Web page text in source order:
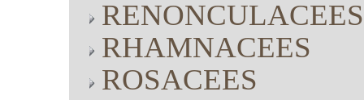
RENONCULACEES
RHAMNACEES
ROSACEES